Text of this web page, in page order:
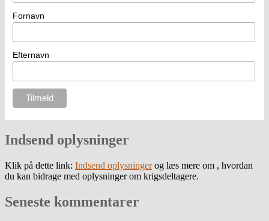
Fornavn
Efternavn
Indsend oplysninger
Klik på dette link: Indsend oplysningerog læs mere om , hvordan
du kan bidrage med oplysninger om krigsdeltagere.
Seneste kommentarer